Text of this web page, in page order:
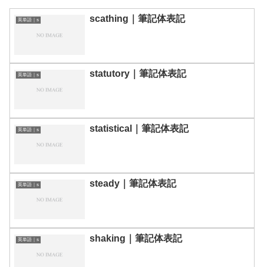
英単語｜s scathing｜筆記体表記
英単語｜s statutory｜筆記体表記
英単語｜s statistical｜筆記体表記
英単語｜s steady｜筆記体表記
英単語｜s shaking｜筆記体表記